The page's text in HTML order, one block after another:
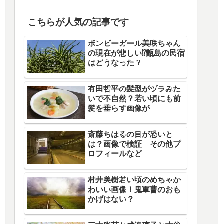
こちらが人気の記事です
ボンビーガール美咲ちゃん
の現在が悲しい⁉甑島の民宿
はどうなった？
有田哲平の髪型がヅラみた
いで不自然？若い頃にも前
髪を垂らす画像が
斎藤ちはるの目が恐いと
は？画像で検証 その他プ
ロフィールなど
村井美樹若い頃のめちゃか
わいい画像！鬼軍曹のおも
かげはない？